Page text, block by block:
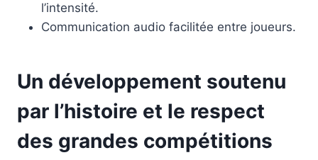
l’intensité.
Communication audio facilitée entre joueurs.
Un développement soutenu
par l’histoire et le respect
des grandes compétitions